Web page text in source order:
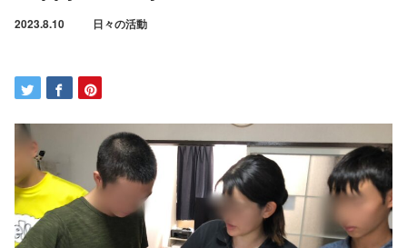
2023.8.10 日々の活動